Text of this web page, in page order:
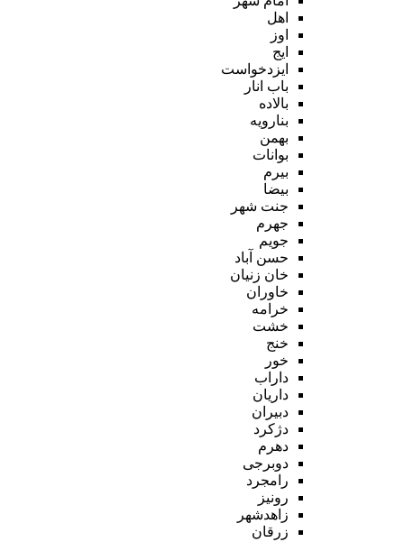
اهل
اوز
ایج
ایزدخواست
باب انار
بالاده
بنارویه
بهمن
بوانات
بیرم
بیضا
جنت شهر
جهرم
جویم
حسن آباد
خان زنیان
خاوران
خرامه
خشت
خنج
خور
داراب
داریان
دبیران
دژکرد
دهرم
دوبرجی
رامجرد
رونیز
زاهدشهر
زرقان